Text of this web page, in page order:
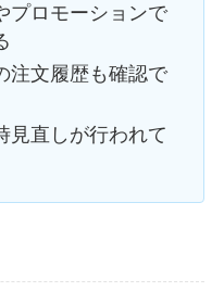
プロモーションで
注文履歴も確認で
見直しが行われて